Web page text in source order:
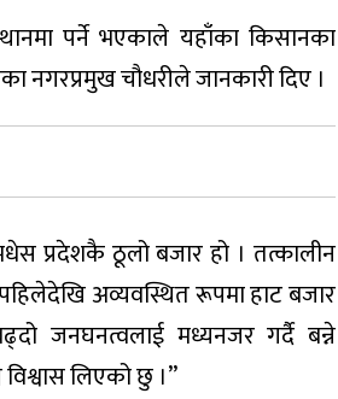
पर्ने भएकाले यहाँका किसानका
नगरप्रमुख चौधरीले जानकारी दिए ।
प्रदेशकै ठूलो बजार हो । तत्कालीन
अव्यवस्थित रूपमा हाट बजार
जनघनत्वलाई मध्यनजर गर्दै बन्ने
लिएको छु ।”